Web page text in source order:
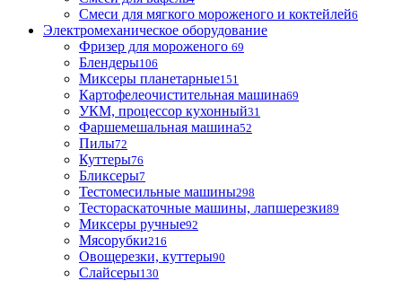
Смеси для мягкого мороженого и коктейлей6
Электромеханическое оборудование
Фризер для мороженого 69
Блендеры106
Миксеры планетарные151
Картофелеочистительная машина69
УКМ, процессор кухонный31
Фаршемешальная машина52
Пилы72
Куттеры76
Бликсеры7
Тестомесильные машины298
Тестораскаточные машины, лапшерезки89
Миксеры ручные92
Мясорубки216
Овощерезки, куттеры90
Слайсеры130